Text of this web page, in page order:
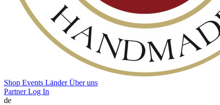
Shop Events LänderÜber uns
Partner Log In
de